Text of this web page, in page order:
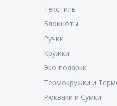
Текстиль
Блокноты
Ручки
Кружки
Эко подарки
Термокружки и
Рюкзаки и Сумки